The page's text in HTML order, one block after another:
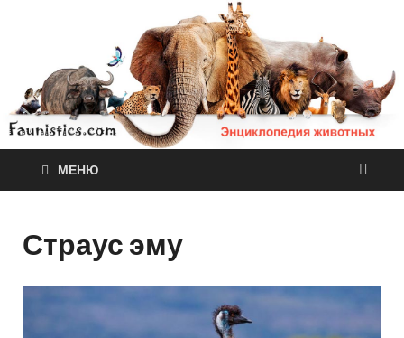
МЕНЮ
Страус эму